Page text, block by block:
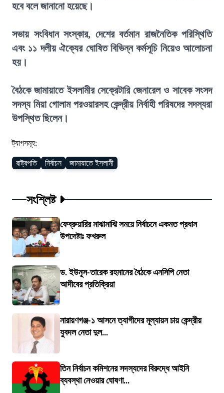
হবে বলে জানানো হয়েছে।
সভায় সংবিধান সংস্কার, দেশের বর্তমান রাজনৈতিক পরিস্থিতি
এবং ১১ দলীয় ঐক্যের ঘোষিত বিভিন্ন কর্মসূচি নিয়েও আলোচনা
হয়।
বৈঠকে জামায়াতে ইসলামীর সেক্রেটারি জেনারেল ও সাবেক সংসদ
সদস্য মিয়া গোলাম পরওয়ারসহ কেন্দ্রীয় নির্বাহী পরিষদের সদস্যরা
উপস্থিত ছিলেন।
ট্যাগসমূহ:
রাষ্ট্রপতি নির্বাচন জামায়াতে ইসলামী
সংশ্লিষ্ট
ফেব্রুয়ারির মাঝামাঝি সময়ে নির্বাচনে একমত প্রধান
উপদেষ্টাঃ ফখরুল
ড. ইউনূস-তারেক রহমানের বৈঠকে এনসিপি নেতা
আদীবের প্রতিক্রিয়া
নারায়ণগঞ্জ-১ আসনে ত্যাগীদের মূল্যায়ন চায় কেন্দ্রীয়
যুবদল নেতা দুল...
তিন নির্বাচন কমিশনের সদস্যদের বিরুদ্ধে আইনি
ব্যবস্থা নেওয়ার ঘোষণা...